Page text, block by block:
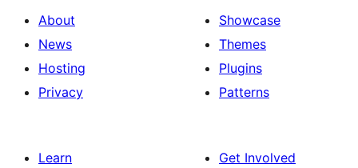
About
News
Hosting
Privacy
Showcase
Themes
Plugins
Patterns
Learn
Get Involved